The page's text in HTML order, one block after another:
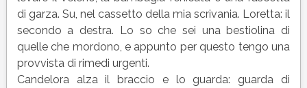
di garza. Su, nel cassetto della mia scrivania. Loretta: il
secondo a destra. Lo so che sei una bestiolina di
quelle che mordono, e appunto per questo tengo una
provvista di rimedi urgenti.
Candelora alza il braccio e lo guarda: guarda di